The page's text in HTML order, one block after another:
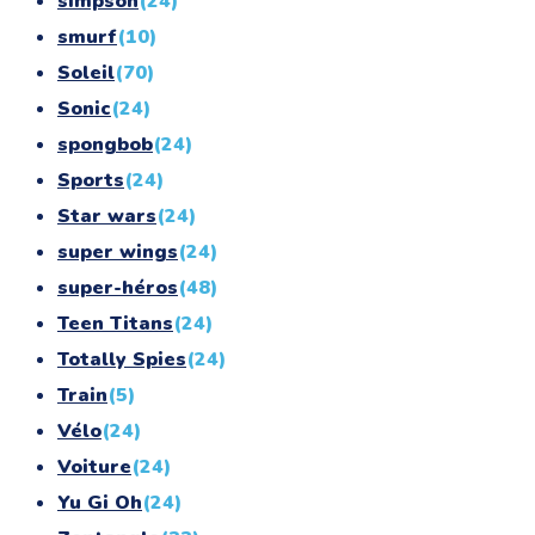
smurf(10)
Soleil(70)
Sonic(24)
spongbob(24)
Sports(24)
Star wars(24)
super wings(24)
super-héros(48)
Teen Titans(24)
Totally Spies(24)
Train(5)
Vélo(24)
Voiture(24)
Yu Gi Oh(24)